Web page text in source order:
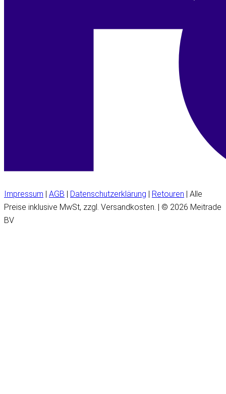
Impressum AGB Datenschutzerklärung Retouren | Alle
Preise inklusive MwSt, zzgl. Versandkosten. | © 2026 Meitrade
BV